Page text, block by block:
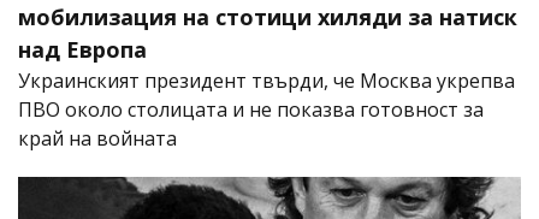
мобилизация на стотици хиляди за натиск
над Европа
Украинският президент твърди, че Москва укрепва
ПВО около столицата и не показва готовност за
край на войната